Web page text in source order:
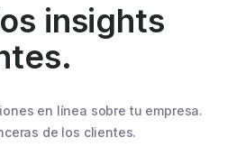
insights
en línea sobre tu empresa.
de los clientes.